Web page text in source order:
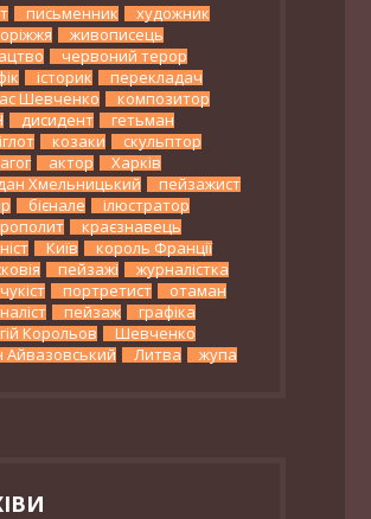
письменник
художник
живописець
червоний терор
історик
перекладач
Шевченко
композитор
дисидент
гетьман
козаки
скульптор
актор
Харків
Хмельницький
пейзажист
бієнале
ілюстратор
краєзнавець
Київ
король Франції
пейзажі
журналістка
портретист
отаман
пейзаж
графіка
Корольов
Шевченко
Айвазовський
Литва жупа